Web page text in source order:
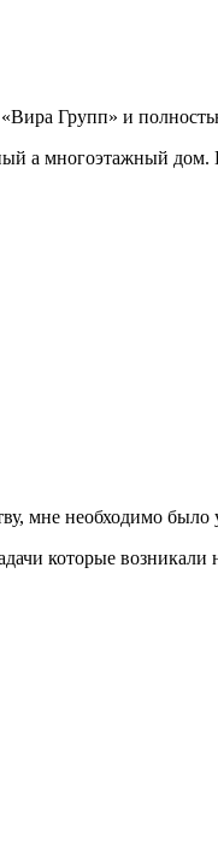
Групп» и
а многоэтажный
мне необходимо было
которые